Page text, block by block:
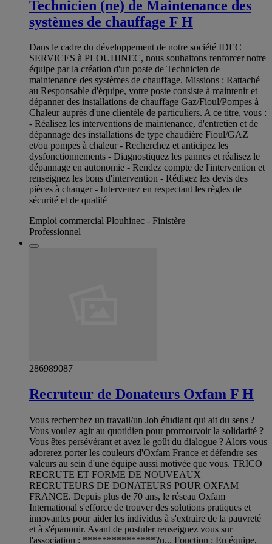
Technicien (ne) de Maintenance des
systèmes de chauffage F H
Dans le cadre du développement de notre société IDEC
SERVICES à PLOUHINEC, nous souhaitons renforcer notre
équipe par la création d'un poste de Technicien de
maintenance des systèmes de chauffage. Missions : Rattaché
au Responsable d'équipe, votre poste consiste à maintenir et
dépanner des installations de chauffage Gaz/Fioul/Pompes à
Chaleur auprès d'une clientèle de particuliers. A ce titre, vous :
- Réalisez les interventions de maintenance, d'entretien et de
dépannage des installations de type chaudière Fioul/GAZ
et/ou pompes à chaleur - Recherchez et anticipez les
dysfonctionnements - Diagnostiquez les pannes et réalisez le
dépannage en autonomie - Rendez compte de l'intervention et
renseignez les bons d'intervention - Rédigez les devis des
pièces à changer - Intervenez en respectant les règles de
sécurité et de qualité
Emploi commercial Plouhinec - Finistère
Professionnel
286989087
Recruteur de Donateurs Oxfam F H
Vous recherchez un travail/un Job étudiant qui ait du sens ?
Vous voulez agir au quotidien pour promouvoir la solidarité ?
Vous êtes persévérant et avez le goût du dialogue ? Alors vous
adorerez porter les couleurs d'Oxfam France et défendre ses
valeurs au sein d'une équipe aussi motivée que vous. TRICO
RECRUTE ET FORME DE NOUVEAUX
RECRUTEURS DE DONATEURS POUR OXFAM
FRANCE. Depuis plus de 70 ans, le réseau Oxfam
International s'efforce de trouver des solutions pratiques et
innovantes pour aider les individus à s'extraire de la pauvreté
et à s'épanouir. Avant de postuler renseignez vous sur
l'association : ***************?u... Fonction : En équipe,